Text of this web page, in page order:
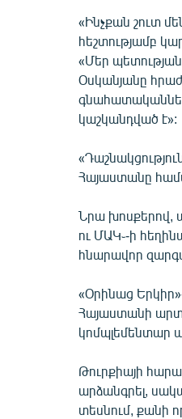
«Ինչքան շուտ
հեշտությամբ
«Մեր
Օսկանյանը
կաշկանդված է»:
Հայաստանը
Նրա խոսքերով,
ու ՄԱԿ֊-ի
հնարավոր
«Օրինաց
Հայաստանի
կոմպլեմենտար
Թուրքիայի
արձանգրել,
տեսնում, քանի